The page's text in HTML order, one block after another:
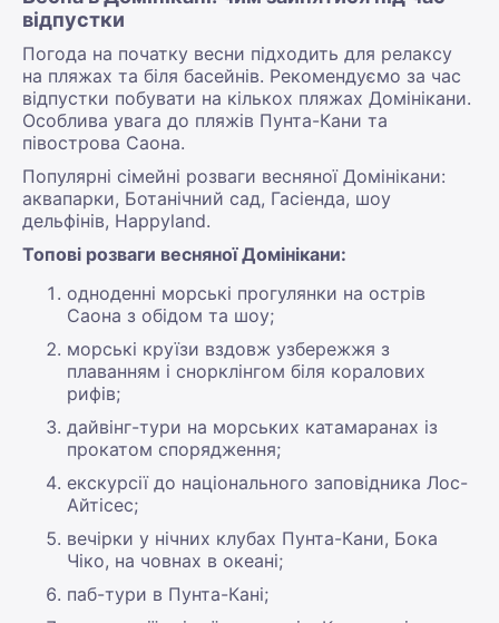
відпустки
Погода на початку весни підходить для релаксу
на пляжах та біля басейнів. Рекомендуємо за час
відпустки побувати на кількох пляжах Домінікани.
Особлива увага до пляжів Пунта-Кани та
півострова Саона.
Популярні сімейні розваги весняної Домінікани:
аквапарки, Ботанічний сад, Гасіенда, шоу
дельфінів, Happyland.
Топові розваги весняної Домінікани:
одноденні морські прогулянки на острів
Саона з обідом та шоу;
морські круїзи вздовж узбережжя з
плаванням і снорклінгом біля коралових
рифів;
дайвінг-тури на морських катамаранах із
прокатом спорядження;
екскурсії до національного заповідника Лос-
Айтісес;
вечірки у нічних клубах Пунта-Кани, Бока
Чіко, на човнах в океані;
паб-тури в Пунта-Кані;